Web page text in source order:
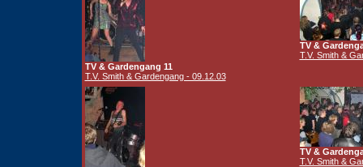
TV & Gardengang 11
T.V. Smith & Gardengang - 09.12.03
TV &
T.V. Smith &
TV &
T.V. Smith &